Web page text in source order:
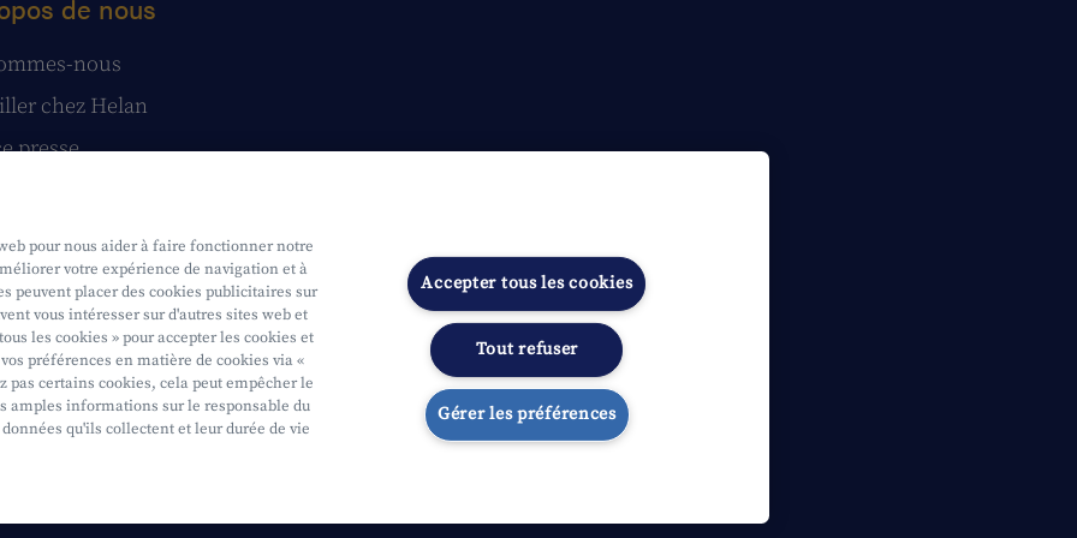
de nous
nous
chez Helan
presse
et réclamations
Soumis au contrôle de l'OCM Segmentation Déclaration d'accessibilité Gérer les préférences
pour nous aider à faire fonctionner notre
votre expérience de navigation et à
peuvent placer des cookies publicitaires sur
vous intéresser sur d'autres sites web et
les cookies » pour accepter les cookies et
préférences en matière de cookies via «
pas certains cookies, cela peut empêcher le
amples informations sur le responsable du
qu'ils collectent et leur durée de vie
Accepter tous les cookies
Tout refuser
Gérer les préférences